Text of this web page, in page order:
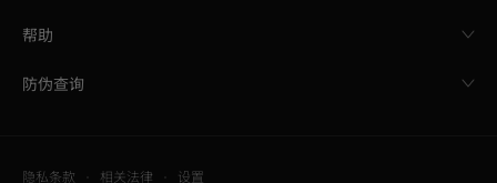
帮助
防伪查询
隐私条款 相关法律 设置